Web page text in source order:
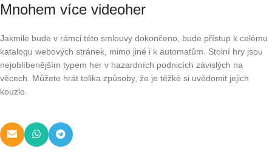
Mnohem více videoher
Jakmile bude v rámci této smlouvy dokončeno, bude přístup k celému
katalogu webových stránek, mimo jiné i k automatům. Stolní hry jsou
nejoblíbenějším typem her v hazardních podnicích závislých na
věcech. Můžete hrát tolika způsoby, že je těžké si uvědomit jejich
kouzlo.